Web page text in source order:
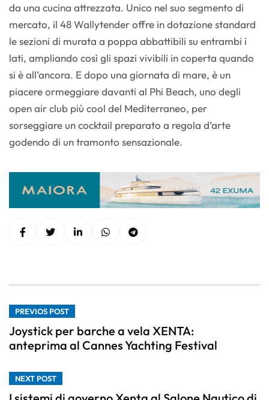
da una cucina attrezzata. Unico nel suo segmento di
mercato, il 48 Wallytender offre in dotazione standard
le sezioni di murata a poppa abbattibili su entrambi i
lati, ampliando così gli spazi vivibili in coperta quando
si è all’ancora. E dopo una giornata di mare, è un
piacere ormeggiare davanti al Phi Beach, uno degli
open air club più cool del Mediterraneo, per
sorseggiare un cocktail preparato a regola d’arte
godendo di un tramonto sensazionale.
PREVIOS POST
Joystick per barche a vela XENTA:
anteprima al Cannes Yachting Festival
NEXT POST